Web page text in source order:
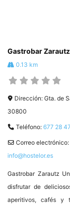
Gastrobar Zarautz
0.13 km
Dirección: Gta. de
30800
Teléfono: 677 28
Correo electrónico:
info@hostelor.es
Gastrobar Zarautz
disfrutar de
aperitivos, cafés y